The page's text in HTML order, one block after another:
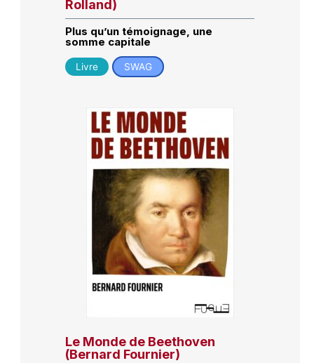
Rolland)
Plus qu’un témoignage, une
somme capitale
Livre SWAG
Le Monde de Beethoven
(Bernard Fournier)